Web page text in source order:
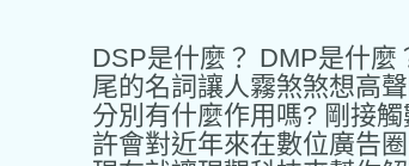
DSP是什麼？ DMP是什
尾的名詞讓人霧煞煞想高
分別有什麼作用嗎? 剛接
許會對近年來在數位廣告